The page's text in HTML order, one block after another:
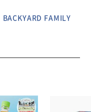
BACKYARD FAMILY